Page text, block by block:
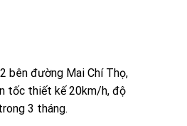
bên đường Mai Chí Thọ,
tốc thiết kế 20km/h, độ
3 tháng.